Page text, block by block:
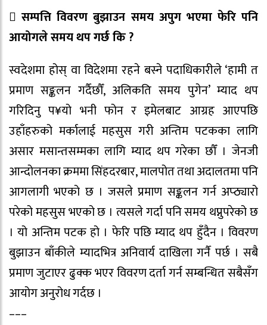
 सम्पत्ति विवरण बुझाउन समय अपुग भएमा फेरि पनि
आयोगले समय थप गर्छ कि ?
स्वदेशमा होस् वा विदेशमा रहने बस्ने पदाधिकारीले ‘हामी त
प्रमाण सङ्कलन गर्दैछौँ, अलिकति समय पुगेन’ म्याद थप
गरिदिनु प¥यो भनी फोन र इमेलबाट आग्रह आएपछि
उहाँहरुको मर्कालाई महसुस गरी अन्तिम पटकका लागि
असार मसान्तसम्मका लागि म्याद थप गरेका छौँ । जेनजी
आन्दोलनका क्रममा सिंहदरबार, मालपोत तथा अदालतमा पनि
आगलागी भएको छ । जसले प्रमाण सङ्कलन गर्न अप्ठ्यारो
परेको महसुस भएको छ । त्यसले गर्दा पनि समय थप्नुपरेको छ
। यो अन्तिम पटक हो । फेरि पछि म्याद थप हुँदैन । विवरण
बुझाउन बाँकीले म्यादभित्र अनिवार्य दाखिला गर्नै पर्छ । सबै
प्रमाण जुटाएर ढुक्क भएर विवरण दर्ता गर्न सम्बन्धित सबैसँग
आयोग अनुरोध गर्दछ ।
–––